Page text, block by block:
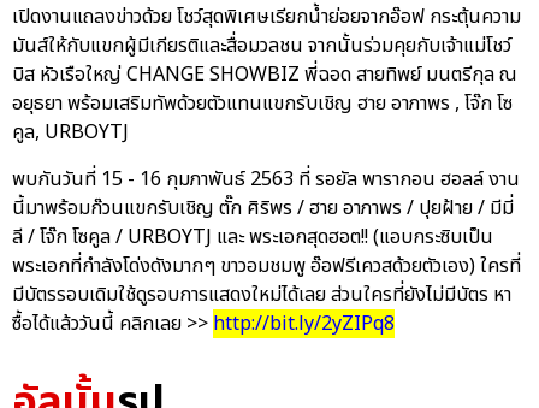
เปิดงานแถลงข่าวด้วย โชว์สุดพิเศษเรียกน้ำย่อยจากอ๊อฟ กระตุ้นความ
มันส์ให้กับแขกผู้มีเกียรติและสื่อมวลชน จากนั้นร่วมคุยกับเจ้าแม่โชว์
บิส หัวเรือใหญ่ CHANGE SHOWBIZ พี่ฉอด สายทิพย์ มนตรีกุล ณ
อยุธยา พร้อมเสริมทัพด้วยตัวแทนแขกรับเชิญ ฮาย อาภาพร , โจ๊ก โซ
คูล, URBOYTJ
พบกันวันที่ 15 - 16 กุมภาพันธ์ 2563 ที่ รอยัล พารากอน ฮอลล์ งาน
นี้มาพร้อมก๊วนแขกรับเชิญ ตั๊ก ศิริพร / ฮาย อาภาพร / ปุยฝ้าย / มีมี่
ลี / โจ๊ก โซคูล / URBOYTJ และ พระเอกสุดฮอต!! (แอบกระซิบเป็น
พระเอกที่กำลังโด่งดังมากๆ ขาวอมชมพู อ๊อฟรีเควสด้วยตัวเอง) ใครที่
มีบัตรรอบเดิมใช้ดูรอบการแสดงใหม่ได้เลย ส่วนใครที่ยังไม่มีบัตร หา
ซื้อได้แล้ววันนี้ คลิกเลย >> http://bit.ly/2yZIPq8